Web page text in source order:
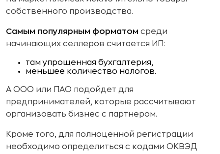
собственного производства.
Самым популярным форматом среди
начинающих селлеров считается ИП:
там упрощенная бухгалтерия,
меньшее количество налогов.
А ООО или ПАО подойдет для
предпринимателей, которые рассчитывают
организовать бизнес с партнером.
Кроме того, для полноценной регистрации
необходимо определиться с кодами ОКВЭД